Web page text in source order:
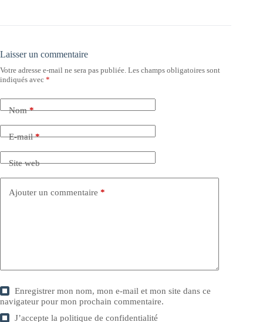
Laisser un commentaire
Votre adresse e-mail ne sera pas publiée. Les champs obligatoires sont
indiqués avec *
Nom*
E-mail*
Site web
Ajouter un commentaire *
Enregistrer mon nom, mon e-mail et mon site dans ce
navigateur pour mon prochain commentaire.
J’accepte lapolitique de confidentialité